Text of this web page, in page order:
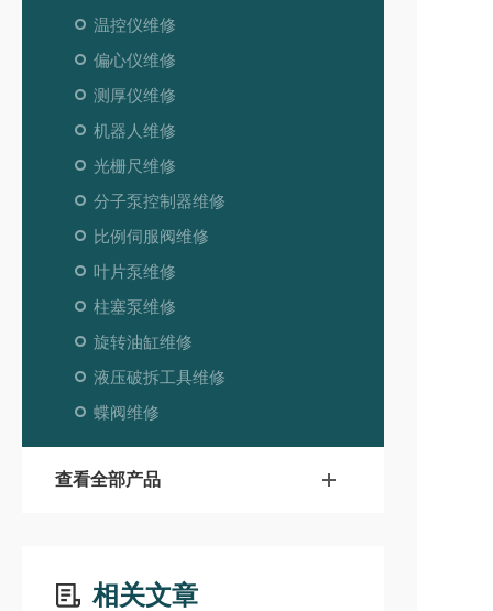
温控仪维修
偏心仪维修
测厚仪维修
机器人维修
光栅尺维修
分子泵控制器维修
比例伺服阀维修
叶片泵维修
柱塞泵维修
旋转油缸维修
液压破拆工具维修
蝶阀维修
查看全部产品
相关文章